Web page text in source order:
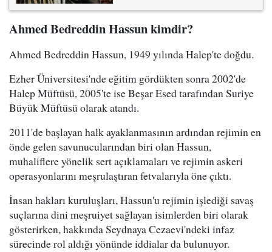
Ahmed Bedreddin Hassun kimdir?
Ahmed Bedreddin Hassun, 1949 yılında Halep'te doğdu.
Ezher Üniversitesi'nde eğitim gördükten sonra 2002'de
Halep Müftüsü, 2005'te ise Beşar Esed tarafından Suriye
Büyük Müftüsü olarak atandı.
2011'de başlayan halk ayaklanmasının ardından rejimin en
önde gelen savunucularından biri olan Hassun,
muhaliflere yönelik sert açıklamaları ve rejimin askeri
operasyonlarını meşrulaştıran fetvalarıyla öne çıktı.
İnsan hakları kuruluşları, Hassun'u rejimin işlediği savaş
suçlarına dini meşruiyet sağlayan isimlerden biri olarak
gösterirken, hakkında Seydnaya Cezaevi'ndeki infaz
sürecinde rol aldığı yönünde iddialar da bulunuyor.